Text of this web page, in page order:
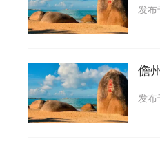
发布
儋
发布